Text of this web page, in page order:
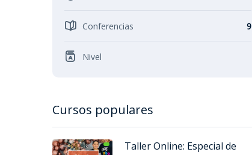
Conferencias 9
Nivel
Cursos populares
Taller Online: Especial de